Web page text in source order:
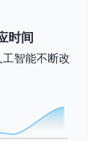
时间
智能不断改